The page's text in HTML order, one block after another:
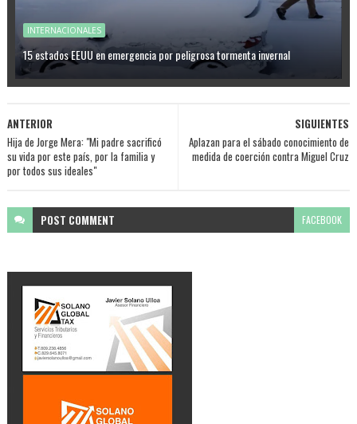
INTERNACIONALES
15 estados EEUU en emergencia por peligrosa tormenta invernal
SIGUIENTES
Aplazan para el sábado conocimiento de
medida de coerción contra Miguel Cruz
ANTERIOR
Hija de Jorge Mera: "Mi padre sacrificó
su vida por este país, por la familia y
por todos sus ideales"
POST COMMENT FACEBOOK